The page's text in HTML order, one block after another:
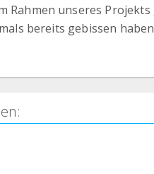
unseres Projekts
bereits gebissen